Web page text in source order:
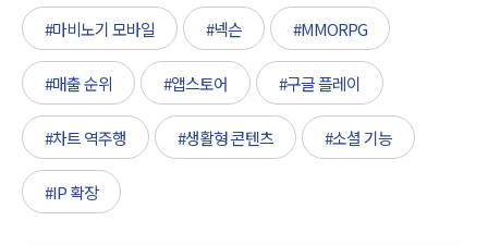
#마비노기 모바일 #넥슨 #MMORPG
#매출 순위 #앱스토어 #구글 플레이
#차트 역주행 #생활형 콘텐츠 #소셜 기능
#IP 확장